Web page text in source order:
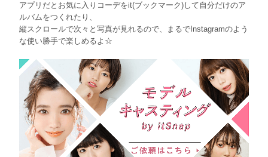
アプリだとお気に入りコーデをit(ブックマーク)して自分だけのア
ルバムをつくれたり、
縦スクロールで次々と写真が見れるので、まるでInstagramのよう
な使い勝手で楽しめるよ☆